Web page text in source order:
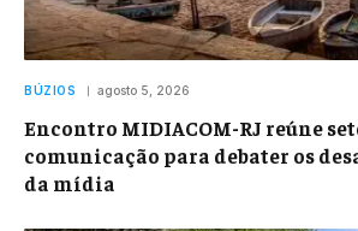
BÚZIOS agosto 5, 2026
Encontro MIDIACOM-RJ reúne
comunicação para debater os
da mídia